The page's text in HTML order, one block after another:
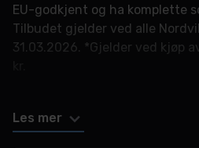
EU-godkjent og ha komplette
Tilbudet gjelder ved alle
31.03.2026. *Gjelder ved kjøp
kr i innbytte for den gamle
utvalgte bruktbiler. Innbyttebil
Les mer